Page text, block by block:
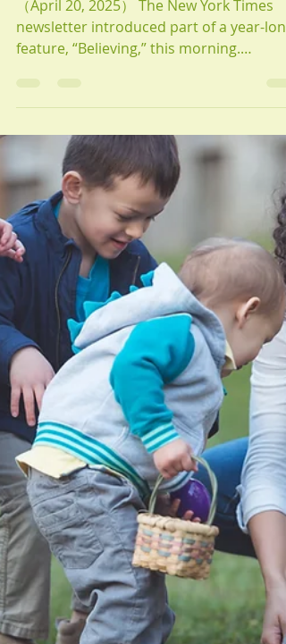
newsletter introduced part of a year-long
feature, “Believing,” this morning.
According to the...